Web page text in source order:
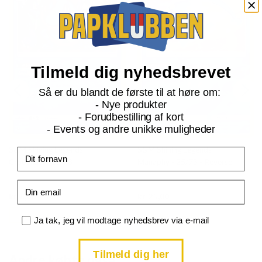
S&M Shining Legends
Croconaw - 19/73
8,00Current
price
kr. 39,95.
TILFØJ TIL KURV
S&M Shining Legends
price
kr. 39,95.
Tilmeld dig nyhedsbrevet
Så er du blandt de første til at høre om:
- Nye produkter
- Forudbestilling af kort
- Events og andre unikke muligheder
Samtykke
Ja tak, jeg vil modtage nyhedsbrev via e-mail
Tilmeld dig her